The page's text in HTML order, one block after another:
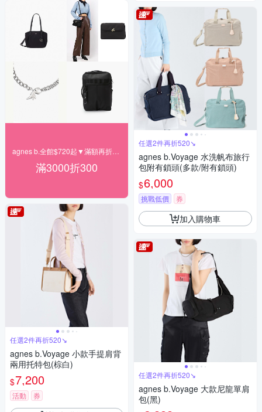
滿3000折300
任選2件再折520↘
agnes b.Voyage 小款手提肩背
兩用托特包(棕白)
$7,200
活動 券
任選2件再折520↘
agnes b.Voyage 水洗帆布旅行
包附有鎖頭(多款/附有鎖頭)
$6,000
挑戰低價 券
加入購物車
任選2件再折520↘
agnes b.Voyage 大款尼龍單肩
包(黑)